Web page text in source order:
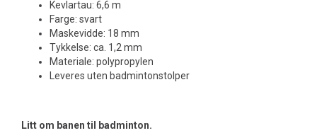
Kevlartau: 6,6 m
Farge: svart
Maskevidde: 18 mm
Tykkelse: ca. 1,2 mm
Materiale: polypropylen
Leveres uten badmintonstolper
Litt om banen til badminton.